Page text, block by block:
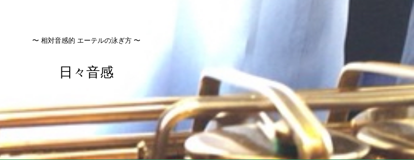
〜 相対音感的 エーテルの泳ぎ方 〜
日々音感